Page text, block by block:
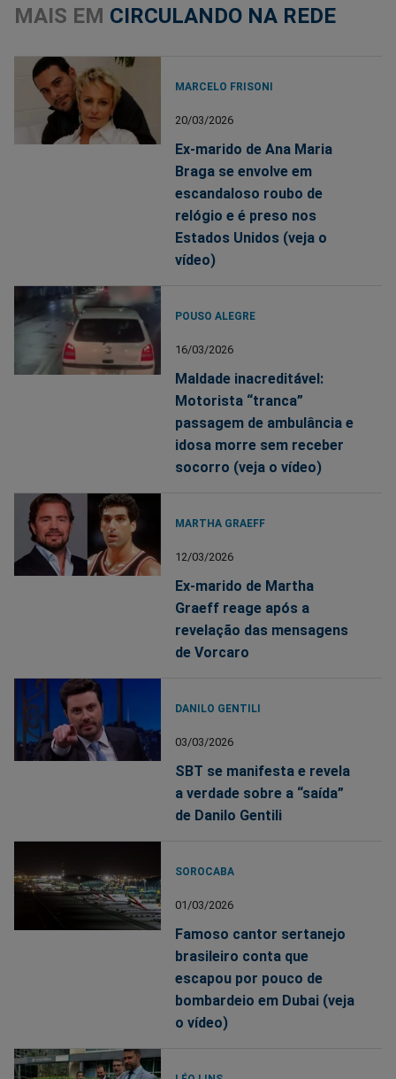
MAIS EM CIRCULANDO NA REDE
MARCELO FRISONI
20/03/2026
Ex-marido de Ana Maria
Braga se envolve em
escandaloso roubo de
relógio e é preso nos
Estados Unidos (veja o
vídeo)
POUSO ALEGRE
16/03/2026
Maldade inacreditável:
Motorista “tranca”
passagem de ambulância e
idosa morre sem receber
socorro (veja o vídeo)
MARTHA GRAEFF
12/03/2026
Ex-marido de Martha
Graeff reage após a
revelação das mensagens
de Vorcaro
DANILO GENTILI
03/03/2026
SBT se manifesta e revela
a verdade sobre a “saída”
de Danilo Gentili
SOROCABA
01/03/2026
Famoso cantor sertanejo
brasileiro conta que
escapou por pouco de
bombardeio em Dubai (veja
o vídeo)